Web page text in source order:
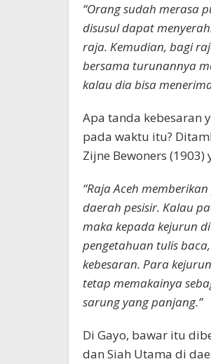
“Orang sudah merasa
disusul dapat
raja. Kemudian, bagi
bersama turunannya
kalau dia bisa
Apa tanda kebesaran
pada waktu itu?
Zijne Bewoners
“Raja Aceh
daerah pesisir. Kalau
maka kepada kejurun
pengetahuan tulis
kebesaran. Para
tetap memakainya
sarung yang panjang.”
Di Gayo, bawar itu
dan Siah Utama di